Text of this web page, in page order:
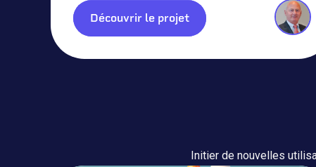
Découvrir le projet
Initier de nouvelles